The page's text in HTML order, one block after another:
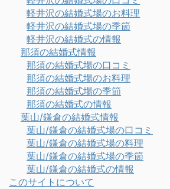
軽井沢の結婚式場のお料理
軽井沢の結婚式場の季節
軽井沢の結婚式の情報
那須の結婚式情報
那須の結婚式場の口コミ
那須の結婚式場のお料理
那須の結婚式場の季節
那須の結婚式の情報
葉山/鎌倉の結婚式情報
葉山/鎌倉の結婚式場の口コミ
葉山/鎌倉の結婚式場の料理
葉山/鎌倉の結婚式場の季節
葉山/鎌倉の結婚式の情報
このサイトについて